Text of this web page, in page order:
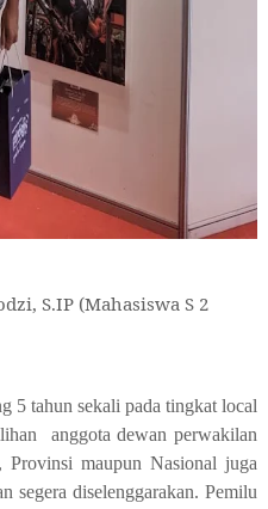
S.IP (Mahasiswa S 2
5 tahun sekali pada tingkat local
anggota dewan perwakilan
Provinsi maupun Nasional juga
segera diselenggarakan. Pemilu